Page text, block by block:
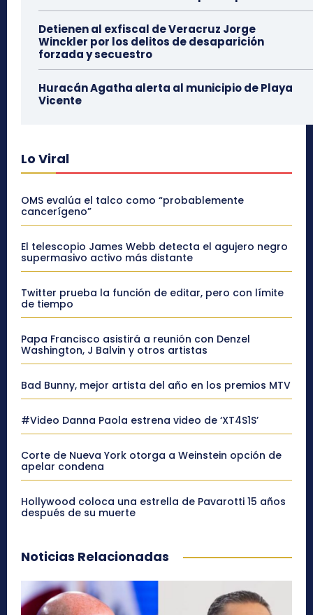
Detienen al exfiscal de Veracruz Jorge
Winckler por los delitos de desaparición
forzada y secuestro
Huracán Agatha alerta al municipio de Playa
Vicente
Lo Viral
OMS evalúa el talco como “probablemente
cancerígeno”
El telescopio James Webb detecta el agujero negro
supermasivo activo más distante
Twitter prueba la función de editar, pero con límite
de tiempo
Papa Francisco asistirá a reunión con Denzel
Washington, J Balvin y otros artistas
Bad Bunny, mejor artista del año en los premios MTV
#Video Danna Paola estrena video de ‘XT4S1S’
Corte de Nueva York otorga a Weinstein opción de
apelar condena
Hollywood coloca una estrella de Pavarotti 15 años
después de su muerte
Noticias Relacionadas